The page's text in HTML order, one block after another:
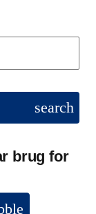
search
brug for